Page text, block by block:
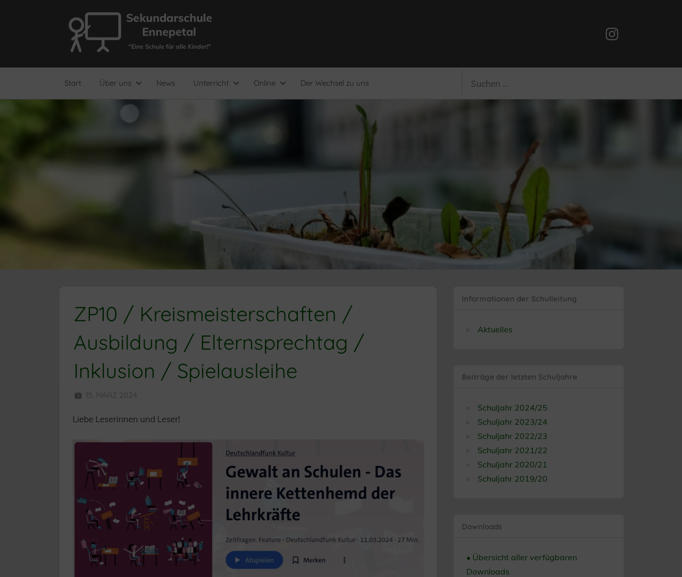
Sekundarschule
Ennepetal
"Eine
Schule
Kinder!"
Instagram
Start Über uns News Unterricht Online Der Wechsel zu uns
ZP10 / Kreismeisterschaften /
Ausbildung / Elternsprechtag /
Inklusion / Spielausleihe
15. MÄRZ 2024
Liebe Leserinnen und Leser!
Informationen der Schulleitung
Aktuelles
Beiträge der letzten Schuljahre
Schuljahr 2024/25
Schuljahr 2023/24
Schuljahr 2022/23
Schuljahr 2021/22
Schuljahr 2020/21
Schuljahr 2019/20
Downloads
• Übersicht aller verfügbaren
Downloads